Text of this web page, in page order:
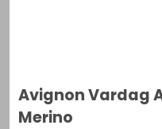
Avignon Vardag
Merino